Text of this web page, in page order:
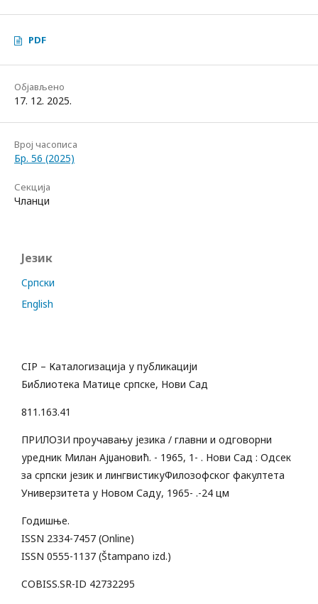
PDF
Објављено
17. 12. 2025.
Bрој часописа
Бр. 56 (2025)
Секција
Чланци
Језик
Cрпски
English
CIP – Каталогизација у публикацији
Библиотека Матице српске, Нови Сад
811.163.41
ПРИЛОЗИ проучавању језика / главни и одговорни
уредник Милан Ајџановић. - 1965, 1- . Нови Сад : Одсек
за српски језик и лингвистикуФилозофског факултета
Универзитета у Новом Саду, 1965- .-24 цм
Годишње.
ISSN 2334-7457 (Online)
ISSN 0555-1137 (Štampano izd.)
COBISS.SR-ID 42732295